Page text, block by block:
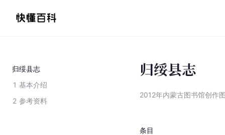
归绥县志
1 基本介绍
2 参考资料
归绥县志
2012年内蒙古图书馆创作
条目